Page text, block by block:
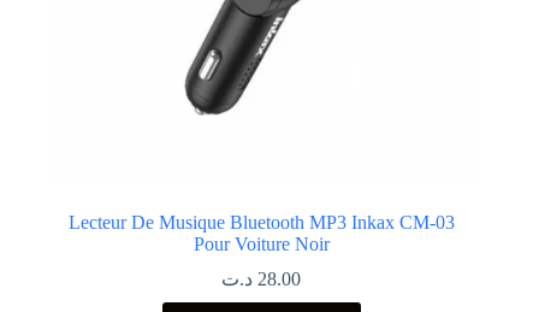
Lecteur De Musique Bluetooth MP3 Inkax CM-03
Pour Voiture Noir
28.00 د.ت